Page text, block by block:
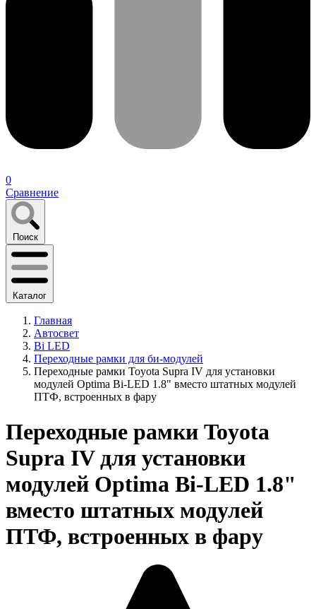
0
Сравнение
Поиск
Каталог
Главная
Автосвет
Bi LED
Переходные рамки для би-модулей
Переходные рамки Toyota Supra IV для установки
модулей Optima Bi-LED 1.8" вместо штатных модулей
ПТФ, встроенных в фару
Переходные рамки Toyota
Supra IV для установки
модулей Optima Bi-LED 1.8"
вместо штатных модулей
ПТФ, встроенных в фару